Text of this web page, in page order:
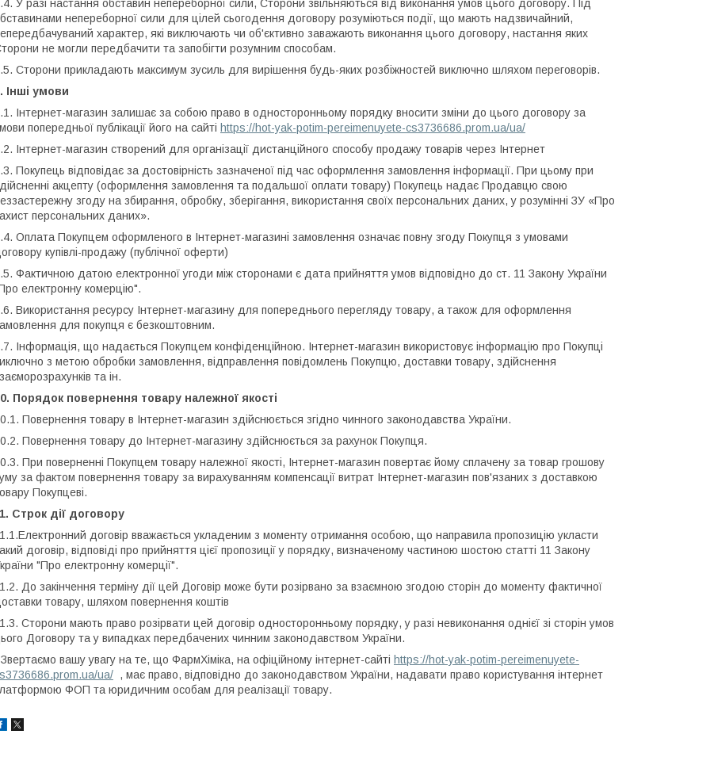
У разі настання обставин непереборної сили, Сторони звільняються від виконання умов цього договору. Під
непереборної сили для цілей сьогодення договору розуміються події, що мають надзвичайний,
характер, які виключають чи об'єктивно заважають виконання цього договору, настання яких
не могли передбачити та запобігти розумним способам.
Сторони прикладають максимум зусиль для вирішення будь-яких розбіжностей виключно шляхом переговорів.
Інші умови
Інтернет-магазин залишає за собою право в односторонньому порядку вносити зміни до цього договору за
попередньої публікації його на сайті https://hot-yak-potim-pereimenuyete-cs3736686.prom.ua/ua/
Інтернет-магазин створений для організації дистанційного способу продажу товарів через Інтернет
Покупець відповідає за достовірність зазначеної під час оформлення замовлення інформації. При цьому при
акцепту (оформлення замовлення та подальшої оплати товару) Покупець надає Продавцю свою
згоду на збирання, обробку, зберігання, використання своїх персональних даних, у розумінні ЗУ «Про
персональних даних».
Оплата Покупцем оформленого в Інтернет-магазині замовлення означає повну згоду Покупця з умовами
купівлі-продажу (публічної оферти)
Фактичною датою електронної угоди між сторонами є дата прийняття умов відповідно до ст. 11 Закону України
електронну комерцію".
Використання ресурсу Інтернет-магазину для попереднього перегляду товару, а також для оформлення
для покупця є безкоштовним.
Інформація, що надається Покупцем конфіденційною. Інтернет-магазин використовує інформацію про Покупці
з метою обробки замовлення, відправлення повідомлень Покупцю, доставки товару, здійснення
та ін.
Порядок повернення товару належної якості
Повернення товару в Інтернет-магазин здійснюється згідно чинного законодавства України.
Повернення товару до Інтернет-магазину здійснюється за рахунок Покупця.
При поверненні Покупцем товару належної якості, Інтернет-магазин повертає йому сплачену за товар грошову
за фактом повернення товару за вирахуванням компенсації витрат Інтернет-магазин пов'язаних з доставкою
Покупцеві.
Строк дії договору
договір вважається укладеним з моменту отримання особою, що направила пропозицію укласти
договір, відповіді про прийняття цієї пропозиції у порядку, визначеному частиною шостою статті 11 Закону
"Про електронну комерції".
До закінчення терміну дії цей Договір може бути розірвано за взаємною згодою сторін до моменту фактичної
товару, шляхом повернення коштів
Сторони мають право розірвати цей договір односторонньому порядку, у разі невиконання однієї зі сторін умов
Договору та у випадках передбачених чинним законодавством України.
Звертаємо вашу увагу на те, що ФармХіміка, на офіційному інтернет-сайті https://hot-yak-potim-pereimenuyete-
ua/ , має право, відповідно до законодавством України, надавати право користування інтернет
ФОП та юридичним особам для реалізації товару.